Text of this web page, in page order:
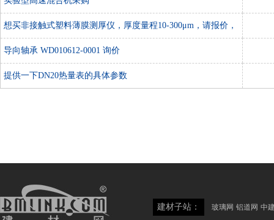
想买非接触式塑料薄膜测厚仪，厚度量程10-300μm，请报价，
谢谢！
导向轴承 WD010612-0001 询价
提供一下DN20热量表的具体参数
建材子站： 玻璃网 铝道网 中